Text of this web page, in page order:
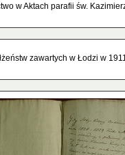
w Aktach parafii św.
zawartych w Łodzi w